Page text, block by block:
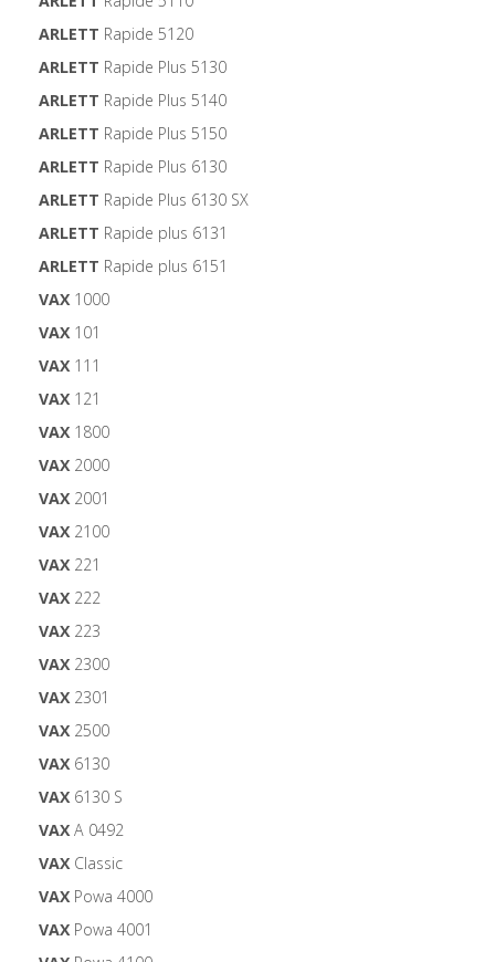
ARLETT Rapide 5120
ARLETT Rapide Plus 5130
ARLETT Rapide Plus 5140
ARLETT Rapide Plus 5150
ARLETT Rapide Plus 6130
ARLETT Rapide Plus 6130 SX
ARLETT Rapide plus 6131
ARLETT Rapide plus 6151
VAX1000
VAX101
VAX111
VAX121
VAX1800
VAX2000
VAX2001
VAX2100
VAX221
VAX222
VAX223
VAX2300
VAX2301
VAX2500
VAX6130
VAX6130 S
VAXA 0492
VAXClassic
VAXPowa 4000
VAXPowa 4001